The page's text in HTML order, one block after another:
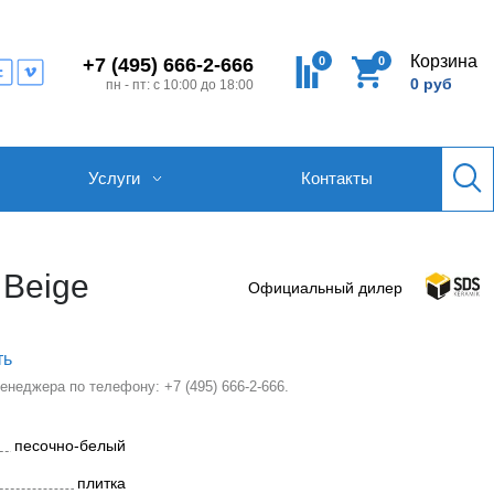
+7 (495) 666-2-666
пн - пт: с 10:00 до 18:00
0 0 Корзина
0 руб
Услуги Контакты
Официальный дилер
по телефону: +7 (495) 666-2-666.
песочно-белый
плитка